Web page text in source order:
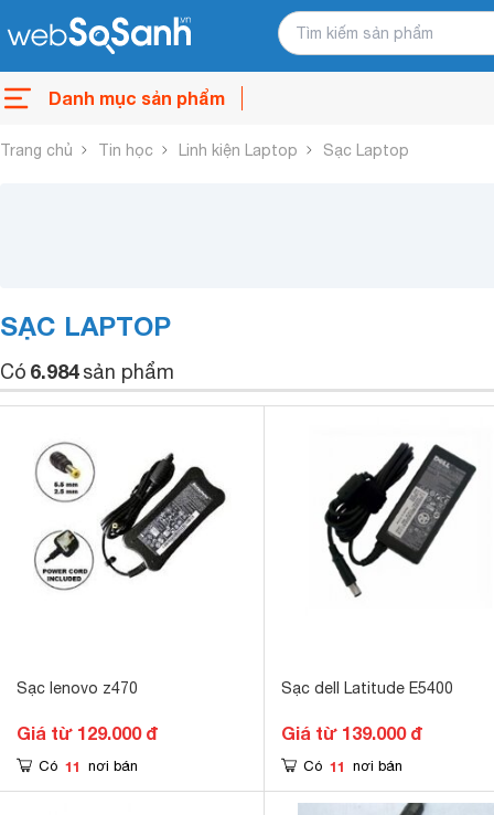
Danh mục sản phẩm
Trang chủ Tin học Linh kiện Laptop Sạc Laptop
SẠC LAPTOP
Có 6.984sản phẩm
Sạc lenovo z470
Giá từ 129.000 đ
Có 11 nơi bán
Sạc dell Latitude E5400
Giá từ 139.000 đ
Có 11 nơi bán